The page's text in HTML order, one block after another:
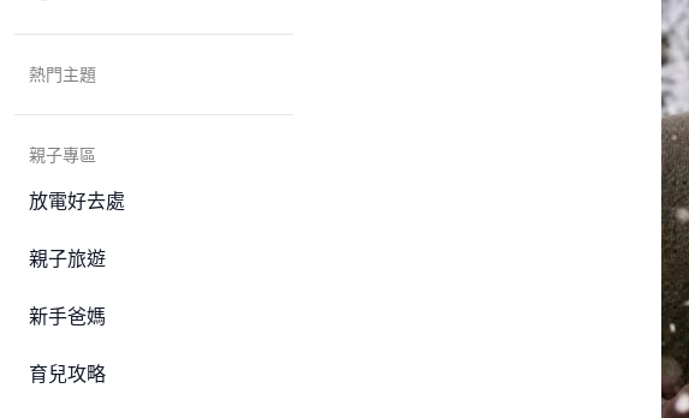
熱門主題
親子專區
放電好去處
親子旅遊
新手爸媽
育兒攻略